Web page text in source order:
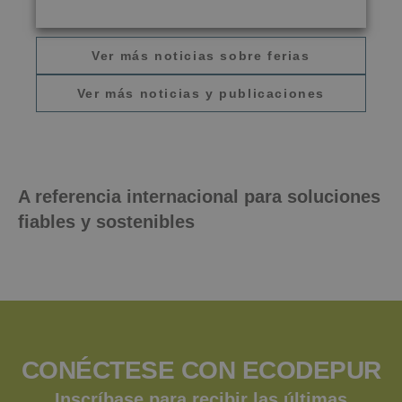
Ver más noticias sobre ferias
Ver más noticias y publicaciones
A referencia internacional para soluciones
fiables y sostenibles
CONÉCTESE CON ECODEPUR